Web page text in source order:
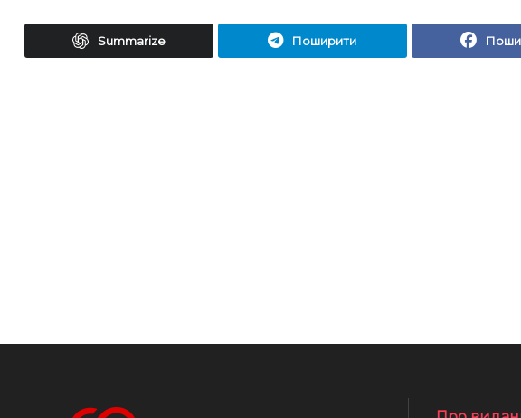
Summarize Поширити